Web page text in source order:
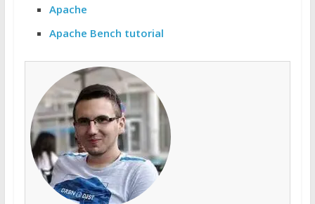
Apache
Apache Bench tutorial